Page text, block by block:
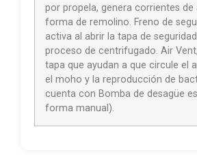
por propela, genera corrientes de
forma de remolino. Freno de
activa al abrir la tapa de
proceso de centrifugado. Air
tapa que ayudan a que circule el
el moho y la reproducción de
cuenta con Bomba de desagüe
forma manual).